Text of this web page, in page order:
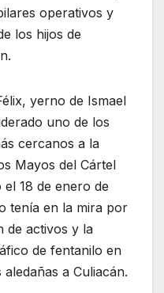
operativos y
los hijos de
yerno de Ismael
uno de los
cercanos a la
Mayos del Cártel
18 de enero de
tenía en la mira por
de activos y la
de fentanilo en
a Culiacán.